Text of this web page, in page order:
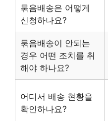
묶음배송은 어떻게
신청하나요?
묶음배송이 안되는
경우 어떤 조치를 취
해야 하나요?
어디서 배송 현황을
확인하나요?